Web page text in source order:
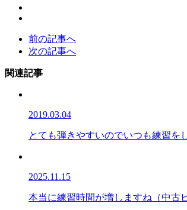
前の記事へ
次の記事へ
関連記事
2019.03.04
とても弾きやすいのでいつも練習を
2025.11.15
本当に練習時間が増しますね（中古